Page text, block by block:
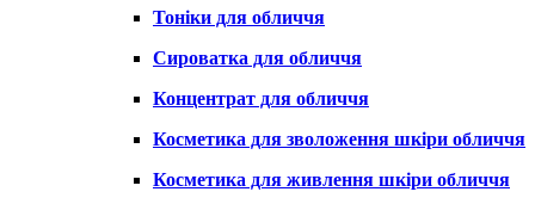
Тоніки для обличчя
Сироватка для обличчя
Концентрат для обличчя
Косметика для зволоження шкіри обличчя
Косметика для живлення шкіри обличчя